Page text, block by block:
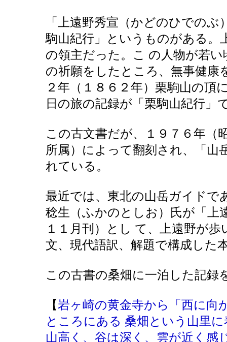
「上遠野秀宣（かどのひでの
駒山紀行」というものがある。
の領主だった。こ の人物が若
の祈願をしたところ、無事健康
２年（１８６２年）栗駒山の頂
日の旅の記録が「栗駒山紀行」
この古文書だが、１９７６年（
所属）によって翻刻され、「山
れている。
最近では、東北の山岳ガイドで
稔生（ふかのとしお）氏が「上
１１月刊）とし て、上遠野が
文、現代語訳、解題で構成した
この古書の桑畑に一泊した記録
【岩ヶ崎の黄金寺から「西に向
ところにある 桑畑という山里
山高く、谷は深く、雲が近く感